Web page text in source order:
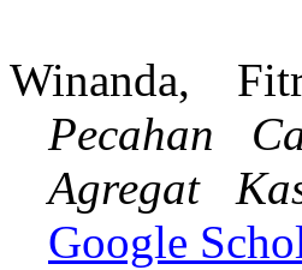
Winanda,
Pecahan
Agregat
Google